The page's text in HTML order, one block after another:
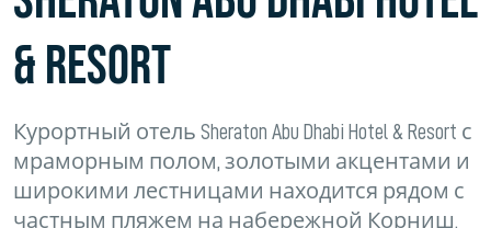
& RESORT
Курортный отель Sheraton Abu Dhabi Hotel & Resort с
мраморным полом, золотыми акцентами и
широкими лестницами находится рядом с
частным пляжем на набережной Корниш.